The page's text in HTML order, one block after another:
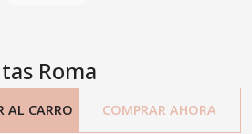
Roma
AL CARRO COMPRAR AHORA